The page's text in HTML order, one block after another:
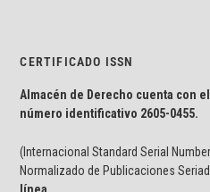
CERTIFICADO ISSN
Almacén de Derecho cuenta con
número identificativo 2605-0455.
(Internacional Standard Serial
Normalizado de Publicaciones